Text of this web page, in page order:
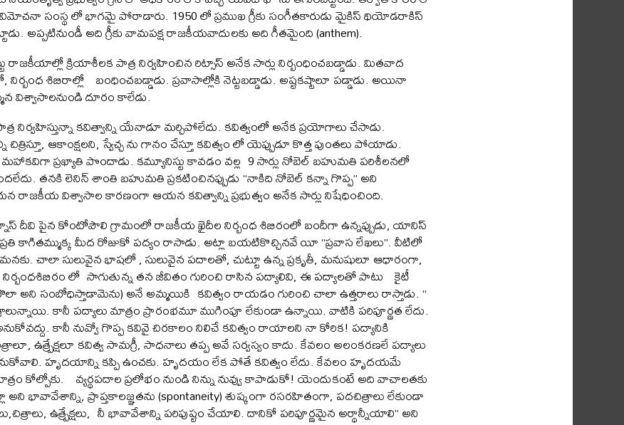
సంస్థ లో భాగమై పోరాడారు. 1950 లో ప్రముఖ గ్రీకు సంగీతకారుడు మైకిస్ థియోడరాకిస్
అప్పటినుండీ అది గ్రీకు వామపక్ష రాజకీయవాదులకు అది గీతమైంది (anthem).
రాజకీయాల్లో క్రియాశీలక పాత్ర నిర్వహించిన రిట్సాస్ అనేక సార్లు నిర్బంధించబడ్డాడు. మితవాద
నిర్బంధ శిబిరాల్లో బంధించబడ్డాడు. ప్రవాసాల్లోకి నెట్టబడ్డాడు. అష్టకష్టాలూ పడ్డాడు. అయినా
విశ్వాసాలనుండి దూరం కాలేడు.
కవిత్వాన్ని యేనాడూ మర్చిపోలేదు. కవిత్వంలో అనేక ప్రయోగాలు చేసాడు.
ఆకాంక్షలని, స్వేచ్చ ను గానం చేస్తూ కవిత్వం లో యెప్పుడూ కొత్త పుంతలు పోయాడు.
మహాకవిగా ప్రఖ్యాతి పొందాడు. కమ్యూనిస్టు కావడం వల్ల 9 సార్లు నోబెల్ బహుమతి పరిశీలనలో
తనకి లెనిన్ శాంతి బహుమతి ప్రకటించినప్పుడు “నాకిది నోబెల్ కన్నా గొప్ప” అని
రాజకీయ విశ్వాసాల కారణంగా ఆయన కవిత్వాన్ని ప్రభుత్వం అనేక సార్లు నిషేధించింది.
దీవి పైన కోంటోపౌలి గ్రామంలో రాజకీయ ఖైదీల నిర్బంధ శిబిరంలో బందీగా ఉన్నప్పుడు, యానిస్
కాగితమ్ముక్క మీద రోజుకో పద్యం రాసాడు. అట్లా బయటికొచ్చినవే యీ “ప్రవాస లేఖలు”. వీటిలో
చాలా సులువైన భాషలో , సులువైన పదాలతో, చుట్టూ ఉన్న ప్రకృతీ, మనుషులూ ఆధారంగా,
లో సాగుతున్న తన జీవితం గురించి రాసిన పద్యాలివి, ఈ పద్యాలతో పాటు కైటీ
అని సంబోధిస్తాడామెను) అనే అమ్మయికి కవిత్వం రాయడం గురించి చాలా ఉత్తరాలు రాస్తాడు. “
కానీ పద్యాలు మాత్రం ప్రారంభమూ ముగింపూ లేకుండా ఉన్నాయి. వాటికి పరిపూర్ణత లేదు.
కానీ నువ్వో గొప్ప కవివై చిరకాలం నిలిచే కవిత్వం రాయాలని నా కోరిక! పద్యానికి
ఉత్ప్రేక్షలూ కవిత్వ సామగ్రీ, సాధనాలు తప్ప అవే సర్వస్వం కాదు. కేవలం అలంకరణలే పద్యాలు
హృదయాన్ని కప్పి ఉంచకు. హృదయం లేక పోతే కవిత్వం లేదు. కేవలం హృదయమే
కోల్పోకు. వ్యర్థపదాల ప్రలోభం నుండి నిన్ను నువ్వు కాపాడుకో! యెందుకంటే అది వాచాలతకు
అని భావావేశాన్ని, ప్రాప్తకాలజ్ఞతను (spontaneity) శుష్కంగా రసరహితంగా, పదచిత్రాలు లేకుండా
ఉత్ప్రేక్షలు, నీ భావావేశాన్ని పరిపుష్టం చేయాలి. దానికో పరిపూర్ణమైన అర్థాన్నీయాలి” అని